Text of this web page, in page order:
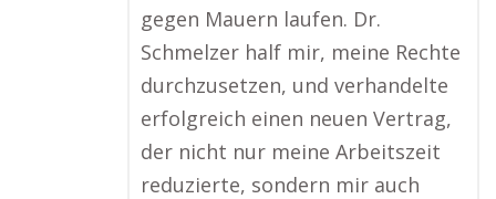
gegen Mauern laufen. Dr.
Schmelzer half mir, meine Rechte
durchzusetzen, und verhandelte
erfolgreich einen neuen Vertrag,
der nicht nur meine Arbeitszeit
reduzierte, sondern mir auch